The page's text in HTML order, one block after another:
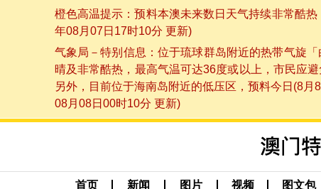
橙色高温提示：预料本澳未来数日天气持续非常酷
年08月07日17时10分 更新)
气象局－特别信息：位于琉球群岛附近的热带气旋
晴及非常酷热，最高气温可达36度或以上，市民应
另外，目前位于海南岛附近的低压区，预料今日(8
08月08日00时10分 更新)
首页 新闻 图片 视频 图文包